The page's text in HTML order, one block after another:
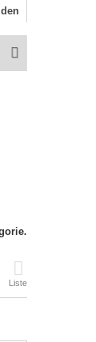
Liste